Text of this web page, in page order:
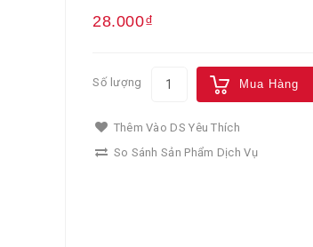
28.000₫
Số lượng Mua Hàng
Thêm Vào DS Yêu Thích
So Sánh Sản Phẩm Dịch Vụ